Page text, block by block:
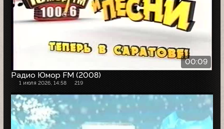
00:09
Радио Юмор FM (2008)
1 июля 2026, 14:58 219